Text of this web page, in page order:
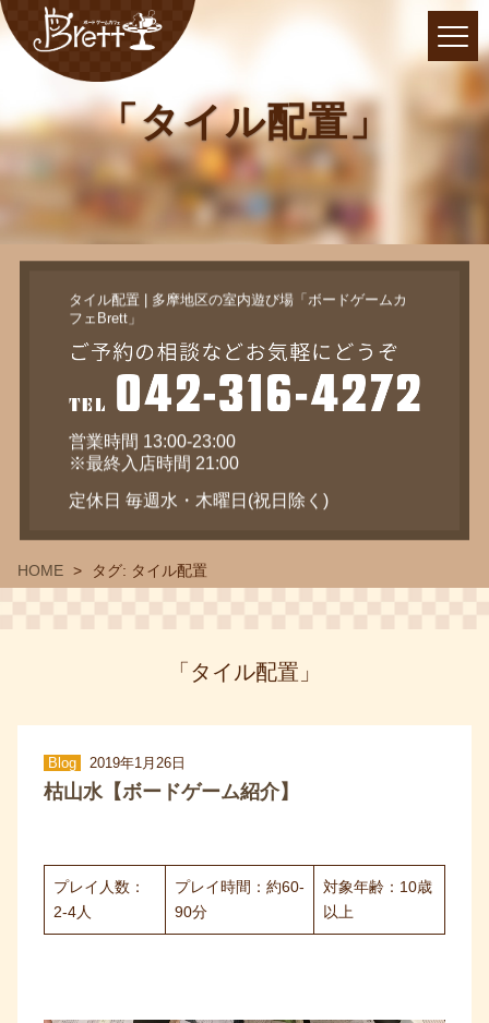
「タイル配置」
タイル配置 | 多摩地区の室内遊び場「ボードゲームカ
フェBrett」
営業時間 13:00-23:00
※最終入店時間 21:00
定休日 毎週水・木曜日(祝日除く)
HOME タグ: タイル配置
「タイル配置」
Blog 2019年1月26日
枯山水【ボードゲーム紹介】
プレイ人数：
2-4人
プレイ時間：約60-
90分
対象年齢：10歳
以上